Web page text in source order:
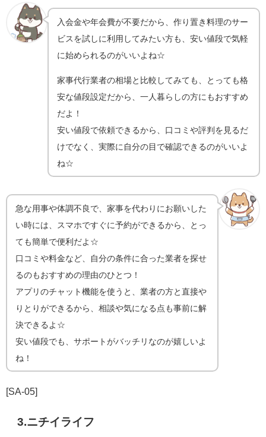
入会金や年会費が不要だから、作り置き料理のサー
ビスを試しに利用してみたい方も、安い値段で気軽
に始められるのがいいよね☆
家事代行業者の相場と比較してみても、とっても格
安な値段設定だから、一人暮らしの方にもおすすめ
だよ！
安い値段で依頼できるから、口コミや評判を見るだ
けでなく、実際に自分の目で確認できるのがいいよ
ね☆
急な用事や体調不良で、家事を代わりにお願いした
い時には、スマホですぐに予約ができるから、とっ
ても簡単で便利だよ☆
口コミや料金など、自分の条件に合った業者を探せ
るのもおすすめの理由のひとつ！
アプリのチャット機能を使うと、業者の方と直接や
りとりができるから、相談や気になる点も事前に解
決できるよ☆
安い値段でも、サポートがバッチリなのが嬉しいよ
ね！
[SA-05]
3.ニチイライフ